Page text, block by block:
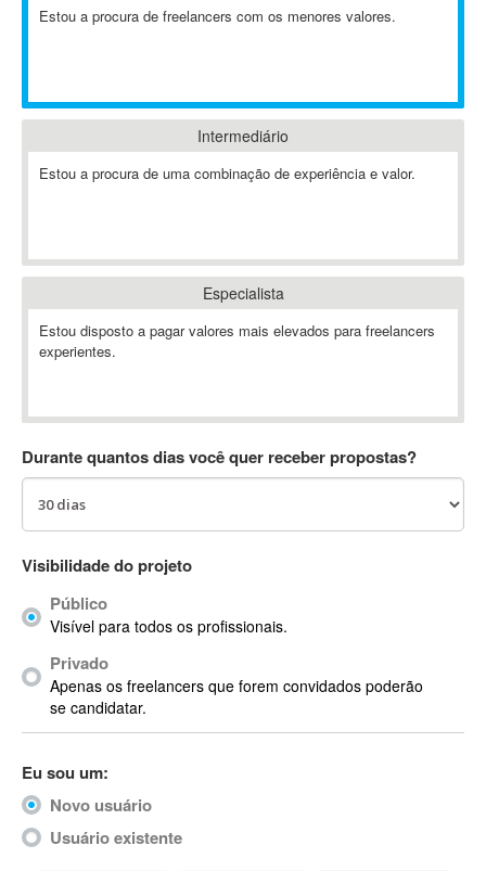
A-GPS
ABAP
Abaqus
ABBYY FineReader
Ableton
Ableton Push
Abstract
AC3
ACID Pro
ACPI
Acrobat
Acrobat X
Acronis
ACT
Actimize
ActionScript
ActionScript 3
Estou a procura de freelancers com os menores valores.
Intermediário
Estou a procura de uma combinação de experiência e valor.
Especialista
Estou disposto a pagar valores mais elevados para freelancers
experientes.
Durante quantos dias você quer receber propostas?
Visibilidade do projeto
Público
Visível para todos os profissionais.
Privado
Apenas os freelancers que forem convidados poderão
se candidatar.
Eu sou um:
Novo usuário
Usuário existente